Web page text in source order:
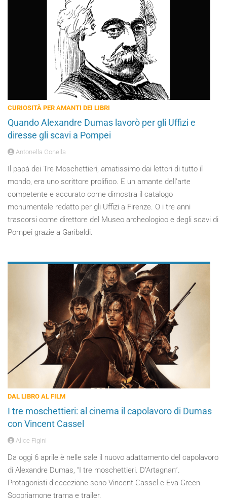
CURIOSITÀ PER AMANTI DEI LIBRI
Quando Alexandre Dumas lavorò per gli Uffizi e
diresse gli scavi a Pompei
Antonella Gonella
Il papà dei Tre Moschettieri, amatissimo dai lettori di tutto il
mondo, era uno scrittore prolifico. E un amante dell’arte
competente e accurato come dimostra il catalogo
monumentale redatto per gli Uffizi a Firenze. O i tre anni
trascorsi come direttore del Museo archeologico e degli scavi di
Pompei grazie a Garibaldi.
DAL LIBRO AL FILM
I tre moschettieri: al cinema il capolavoro di Dumas
con Vincent Cassel
Alice Figini
Da oggi 6 aprile è nelle sale il nuovo adattamento del capolavoro
di Alexandre Dumas, “I tre moschettieri. D’Artagnan”.
Protagonisti d’eccezione sono Vincent Cassel e Eva Green.
Scopriamone trama e trailer.